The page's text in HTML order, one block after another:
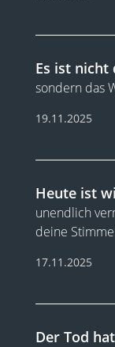
Es ist nicht
sondern das
19.11.2025
Heute ist
unendlich
deine
17.11.2025
Der Tod